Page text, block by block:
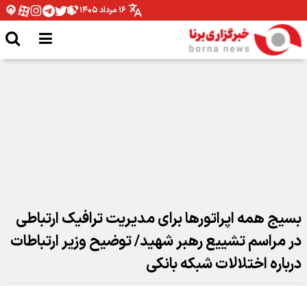
۱۶ مرداد ۱۴۰۵
بسیج همه اپراتورها برای مدیریت ترافیک ارتباطی
در مراسم تشییع رهبر شهید/ توضیح وزیر ارتباطات
درباره اختلالات شبکه بانکی